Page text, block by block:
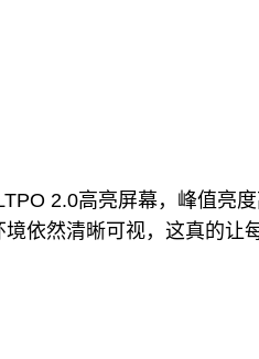
2.0高亮屏幕，峰值亮度
依然清晰可视，这真的让